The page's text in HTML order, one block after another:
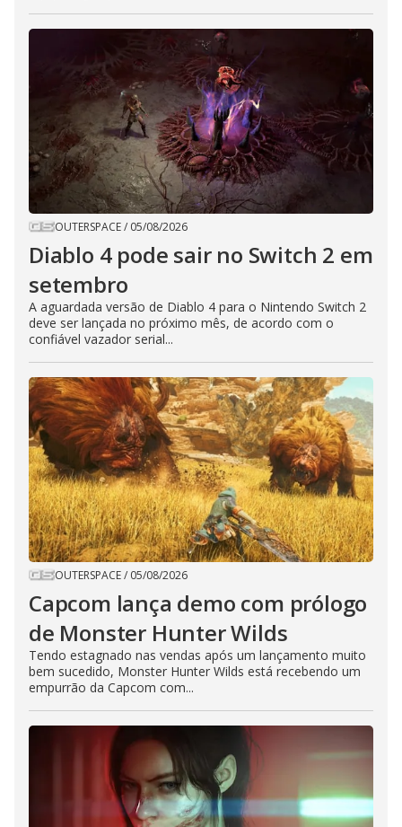
OUTERSPACE/ 05/08/2026
Diablo 4 pode sair no Switch 2 em
setembro
A aguardada versão de Diablo 4 para o Nintendo Switch 2
deve ser lançada no próximo mês, de acordo com o
confiável vazador serial...
OUTERSPACE/ 05/08/2026
Capcom lança demo com prólogo
de Monster Hunter Wilds
Tendo estagnado nas vendas após um lançamento muito
bem sucedido, Monster Hunter Wilds está recebendo um
empurrão da Capcom com...